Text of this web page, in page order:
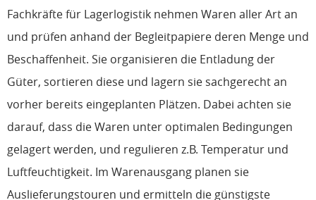
Fachkräfte für Lagerlogistik nehmen Waren aller Art an
und prüfen anhand der Begleitpapiere deren Menge und
Beschaffenheit. Sie organisieren die Entladung der
Güter, sortieren diese und lagern sie sachgerecht an
vorher bereits eingeplanten Plätzen. Dabei achten sie
darauf, dass die Waren unter optimalen Bedingungen
gelagert werden, und regulieren z.B. Temperatur und
Luftfeuchtigkeit. Im Warenausgang planen sie
Auslieferungstouren und ermitteln die günstigste